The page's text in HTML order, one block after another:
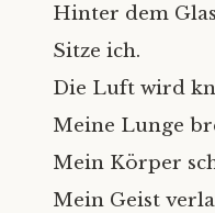
Hinter dem
Sitze ich.
Die Luft wird
Meine Lunge
Mein Körper
Mein Geist